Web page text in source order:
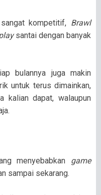
kompetitif, Brawl
santai dengan banyak
bulannya juga makin
untuk terus dimainkan,
kalian dapat, walaupun
menyebabkan game
sampai sekarang.